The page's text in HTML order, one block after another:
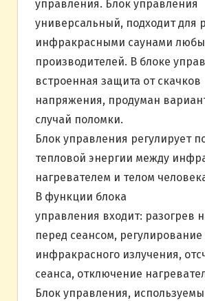
управления. Блок управления
универсальный, подходит для
инфракрасными саунами
производителей. В блоке
встроенная защита от скачков
напряжения, продуман
случай поломки.
Блок управления регулирует
тепловой энергии между
нагревателем и телом
В функции блока
управления входит: разогрев
перед сеансом, регулирование
инфракрасного излучения,
сеанса, отключение
Блок управления,